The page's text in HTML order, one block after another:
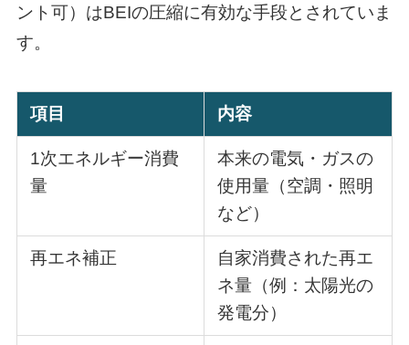
ント可）はBEIの圧縮に有効な手段とされていま
す。
項目 内容
1次エネルギー消費
量
本来の電気・ガスの
使用量（空調・照明
など）
再エネ補正
自家消費された再エ
ネ量（例：太陽光の
発電分）